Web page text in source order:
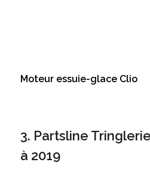
Moteur essuie-glace Clio
3. Partsline
à 2019